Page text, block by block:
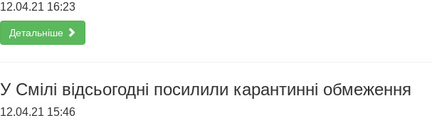
12.04.21 16:23
Детальніше
У Смілі відсьогодні посилили карантинні обмеження
12.04.21 15:46